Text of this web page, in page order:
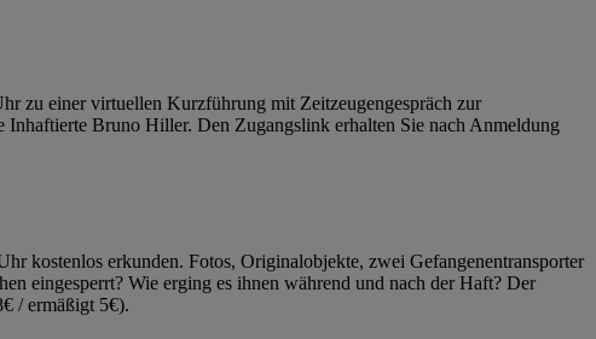
zu einer virtuellen Kurzführung mit Zeitzeugengespräch zur
Bruno Hiller. Den Zugangslink erhalten Sie nach Anmeldung
kostenlos erkunden. Fotos, Originalobjekte, zwei Gefangenentransporter
eingesperrt? Wie erging es ihnen während und nach der Haft? Der
/ ermäßigt 5€).